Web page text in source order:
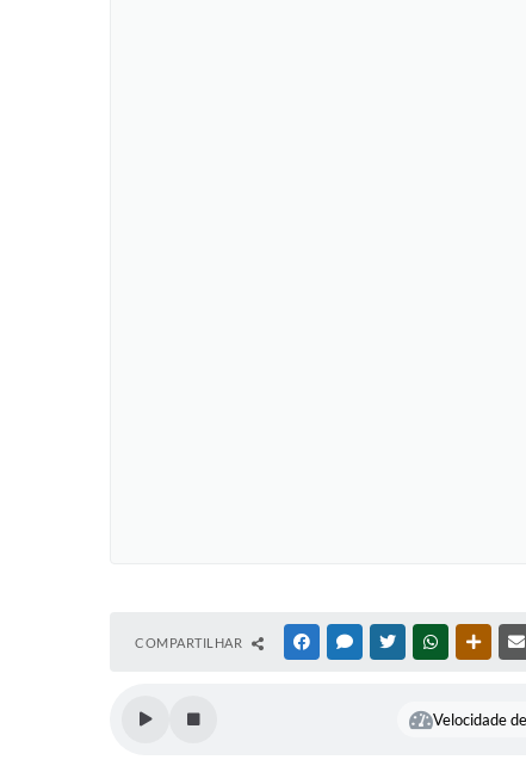
COMPARTILHAR FACEBOOKMESSENGER
TWITTERWHATSAPP
Velocidade